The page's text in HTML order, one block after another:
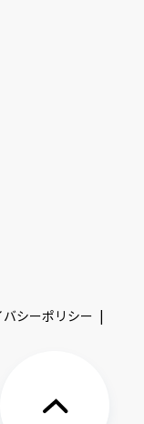
バシーポリシー